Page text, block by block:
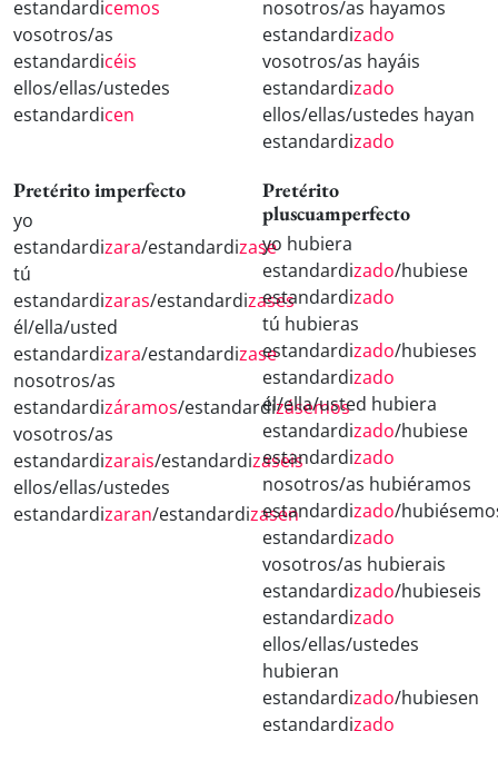
estandardicemos
vosotros/as
estandardicéis
ellos/ellas/ustedes
estandardicen
nosotros/as hayamos
estandardizado
vosotros/as hayáis
estandardizado
ellos/ellas/ustedes hayan
estandardizado
Pretérito imperfecto
yo
estandardizara/estandardizase
tú
estandardizaras/estandardizases
él/ella/usted
estandardizara/estandardizase
nosotros/as
estandardizáramos/estandardizásemos
vosotros/as
estandardizarais/estandardizaseis
ellos/ellas/ustedes
estandardizaran/estandardizasen
Pretérito
pluscuamperfecto
yo hubiera
estandardizado/hubiese
estandardizado
tú hubieras
estandardizado/hubieses
estandardizado
él/ella/usted hubiera
estandardizado/hubiese
estandardizado
nosotros/as hubiéramos
estandardizado/
estandardizado
vosotros/as hubierais
estandardizado/hubieseis
estandardizado
ellos/ellas/ustedes
hubieran
estandardizado/hubiesen
estandardizado